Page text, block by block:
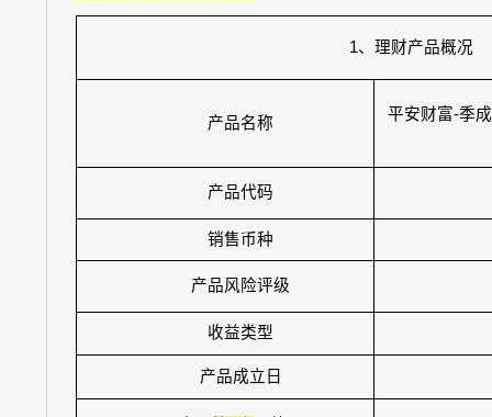
1、理财产品概况
产品名称 平安财富-季
产品代码
销售币种
产品风险评级
收益类型
产品成立日